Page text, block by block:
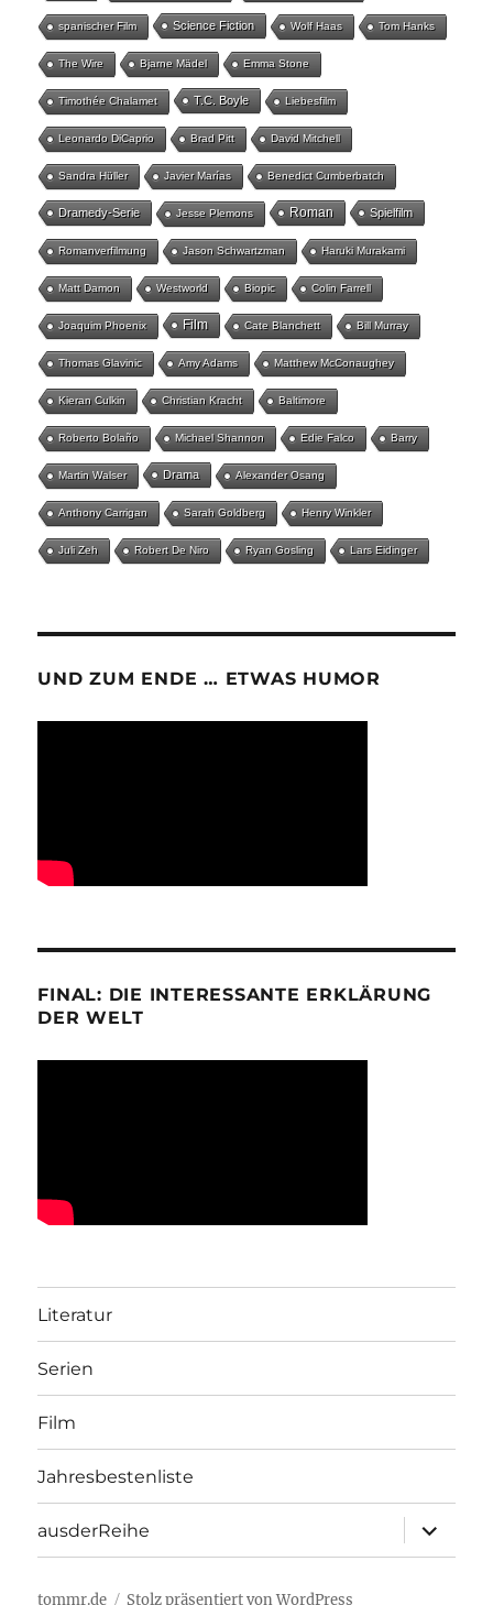
spanischer Film Science Fiction Wolf Haas Tom Hanks
The Wire Bjarne Mädel Emma Stone
Timothée Chalamet T.C. Boyle Liebesfilm
Leonardo DiCaprio Brad Pitt David Mitchell
Sandra Hüller Javier Marías Benedict Cumberbatch
Dramedy-Serie Jesse Plemons Roman Spielfilm
Romanverfilmung Jason Schwartzman Haruki Murakami
Matt Damon Westworld Biopic Colin Farrell
Joaquim Phoenix Film Cate Blanchett Bill Murray
Thomas Glavinic Amy Adams Matthew McConaughey
Kieran Culkin Christian Kracht Baltimore
Roberto Bolaño Michael Shannon Edie Falco Barry
Martin Walser Drama Alexander Osang
Anthony Carrigan Sarah Goldberg Henry Winkler
Juli Zeh Robert De Niro Ryan Gosling Lars Eidinger
UND ZUM ENDE … ETWAS HUMOR
FINAL: DIE INTERESSANTE ERKLÄRUNG
DER WELT
Literatur
Serien
Film
Jahresbestenliste
ausderReihe
öffnen
tommr.de Stolz präsentiert von WordPress